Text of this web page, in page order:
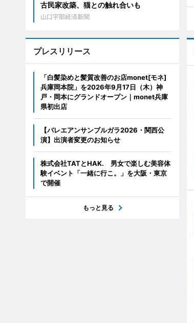
古民家改築、猫との触れ合いも
山口宇部経済新聞
プレスリリース
「白髪染めと髪質改善のお店monet[モネ]
兵庫岡本院」を2026年9月17日（木）神
戸・岡本にグランドオープン｜monet兵庫
県初出店
【バレエアンサンブルガラ2026・関西公
演】出演者変更のお知らせ
株式会社TATとHAK. 男女で楽しむ美容体
験イベント「一緒に行こ。」を大阪・東京
で開催
もっと見る